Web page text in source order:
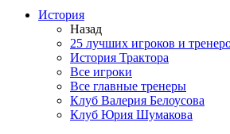
История
Назад
25 лучших игроков и
История Трактора
Все игроки
Все главные тренеры
Клуб Валерия Белоусова
Клуб Юрия Шумакова